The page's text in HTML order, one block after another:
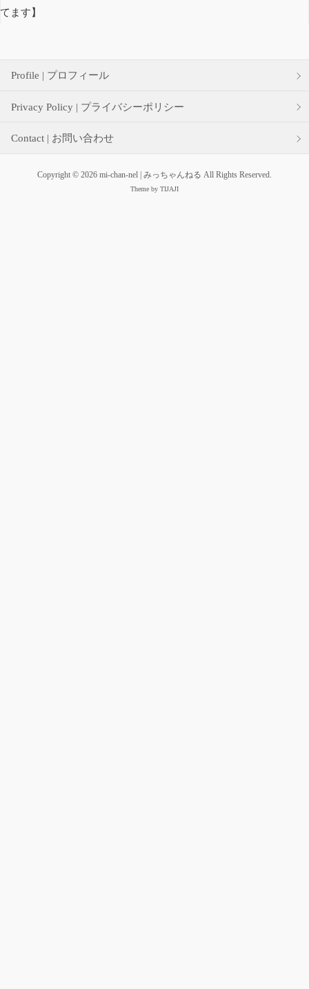
てます】
Profile | プロフィール
Privacy Policy | プライバシーポリシー
Contact | お問い合わせ
Copyright © 2026 mi-chan-nel | みっちゃんねる All Rights Reserved.
Theme by TIJAJI